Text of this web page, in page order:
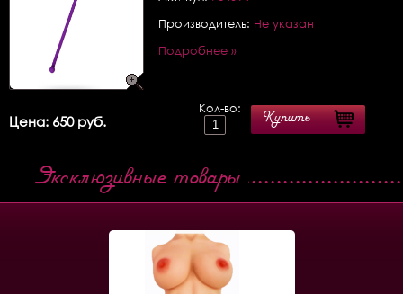
Производитель: Не указан
Подробнее »
Цена: 650 руб.
Кол-во:
Купить
Эксклюзивные товары